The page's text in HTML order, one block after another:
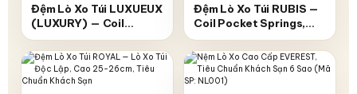
Đệm Lò Xo Túi LUXUEUX
(LUXURY) — Coil
Pocket Springs, Latex
Thượng Hạng, Cao 25-
26cm
Đệm Lò Xo Túi RUBIS —
Coil Pocket Springs,
Chống Võng Cục Bộ,
Cao 25-26cm